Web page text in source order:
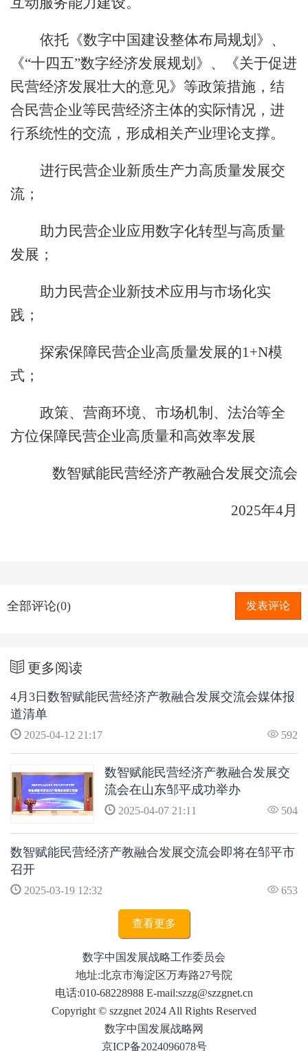
依托《数字中国建设整体布局规划》、
《“十四五”数字经济发展规划》、《关于促进
民营经济发展壮大的意见》等政策措施，结
合民营企业等民营经济主体的实际情况 ，进
行系统性的交流，形成相关产业理论支撑。
进行民营企业新质生产力高质量发展交
流；
助力民营企业应用数字化转型与高质量
发展；
助力民营企业新技术应用与市场化实
践；
探索保障民营企业高质量发展的1+N模
式；
政策、营商环境、市场机制、法治等全
方位保障民营企业高质量和高效率发展
数智赋能民营经济产教融合发展交流会
2025年4月
全部评论(0) 发表评论
更多阅读
4月3日数智赋能民营经济产教融合发展交流会媒体报
道清单
2025-04-12 21:17 592
数智赋能民营经济产教融合发展交
流会在山东邹平成功举办
2025-04-07 21:11 504
数智赋能民营经济产教融合发展交流会即将在邹平市
召开
2025-03-19 12:32 653
查看更多
数字中国发展战略工作委员会
地址:北京市海淀区万寿路27号院
电话:010-68228988 E-mail:szzg@szzgnet.cn
Copyright © szzgnet 2024 All Rights Reserved
数字中国发展战略网
京ICP备2024096078号